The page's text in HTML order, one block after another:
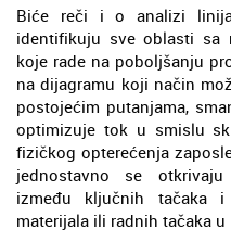
Biće reči i o analizi
identifikuju sve oblasti sa
koje rade na poboljšanju
na dijagramu koji način
postojećim putanjama,
optimizuje tok u smislu
fizičkog opterećenja
jednostavno se
između ključnih tačaka i
materijala ili radnih tačaka u